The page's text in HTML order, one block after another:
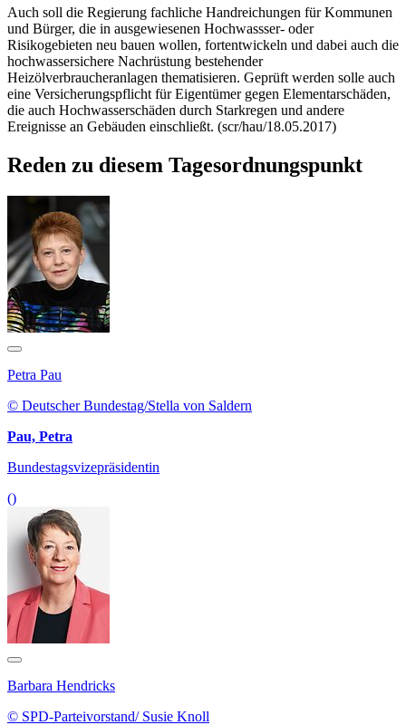
Auch soll die Regierung fachliche Handreichungen für Kommunen
und Bürger, die in ausgewiesenen Hochwassser- oder
Risikogebieten neu bauen wollen, fortentwickeln und dabei auch die
hochwassersichere Nachrüstung bestehender
Heizölverbraucheranlagen thematisieren. Geprüft werden solle auch
eine Versicherungspflicht für Eigentümer gegen Elementarschäden,
die auch Hochwasserschäden durch Starkregen und andere
Ereignisse an Gebäuden einschließt. (scr/hau/18.05.2017)
Reden zu diesem Tagesordnungspunkt
Petra Pau
© Deutscher Bundestag/Stella von Saldern
Pau, Petra
Bundestagsvizepräsidentin
()
Barbara Hendricks
© SPD-Parteivorstand/ Susie Knoll